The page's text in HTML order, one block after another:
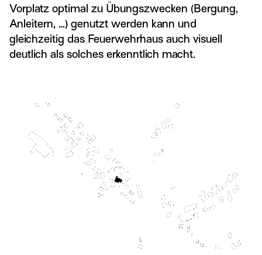
Vorplatz optimal zu Übungszwecken (Bergung,
Anleitern, …) genutzt werden kann und
gleichzeitig das Feuerwehrhaus auch visuell
deutlich als solches erkenntlich macht.